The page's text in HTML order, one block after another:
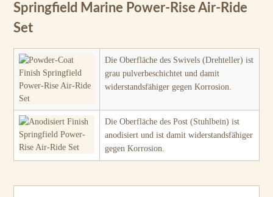
Springfield Marine Power-Rise Air-Ride
Set
Die Oberfläche des Swivels (Drehteller) ist
grau pulverbeschichtet und damit
widerstandsfähiger gegen Korrosion.
Die Oberfläche des Post (Stuhlbein) ist
anodisiert und ist damit widerstandsfähiger
gegen Korrosion.